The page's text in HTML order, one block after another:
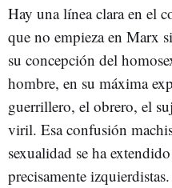
Hay una línea clara en el
que no empieza en Marx
su concepción del
hombre, en su máxima
guerrillero, el obrero, el
viril. Esa confusión
sexualidad se ha
precisamente